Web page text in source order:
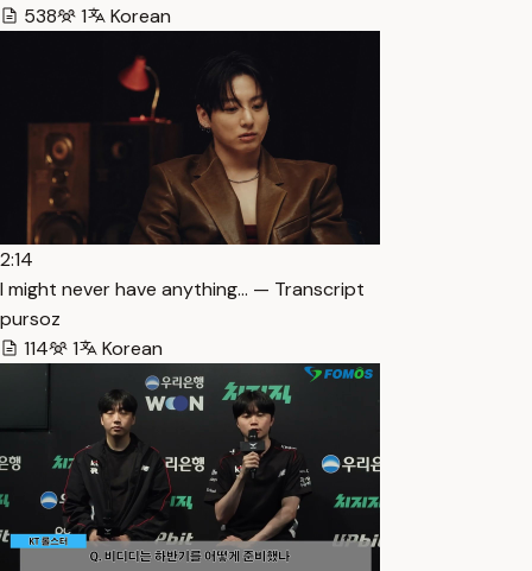
538
1 Korean
2:14
I might never have anything… — Transcript
pursoz
114
1 Korean